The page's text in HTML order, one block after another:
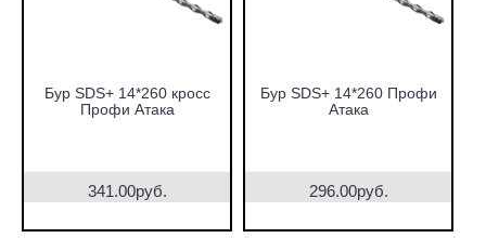
Бур SDS+ 14*260 кросс
Профи Атака
341.00руб.
Бур SDS+ 14*260 Профи
Атака
296.00руб.